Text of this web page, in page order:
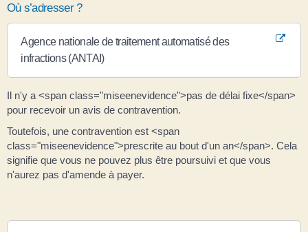
Où s’adresser ?
Agence nationale de traitement automatisé des
infractions (ANTAI)
Il n'y a <span class="miseenevidence">pas de délai fixe</span>
pour recevoir un avis de contravention.
Toutefois, une contravention est <span
class="miseenevidence">prescrite au bout d'un an</span>. Cela
signifie que vous ne pouvez plus être poursuivi et que vous
n'aurez pas d'amende à payer.